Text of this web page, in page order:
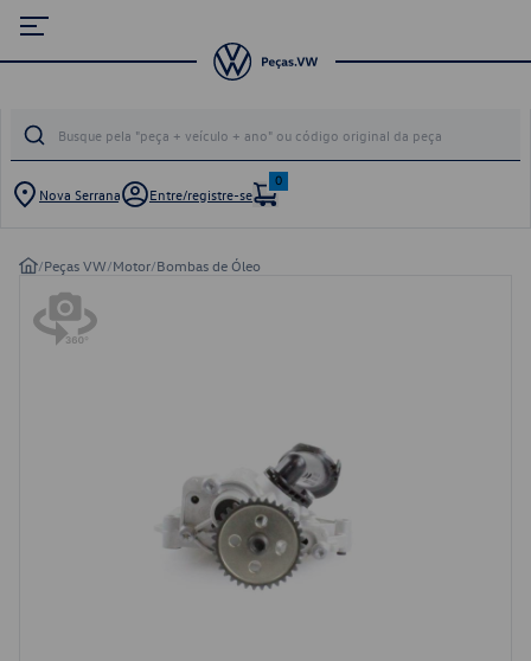
Nova Serrana Entre/registre-se
0
/Peças VW/Motor/Bombas de Óleo